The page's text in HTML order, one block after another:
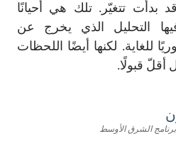
بدأت تتغيّر. تلك هي أحيانًا
التحليل الذي يخرج عن
للغاية. لكنها أيضًا اللحظات
أقلّ قبولًا.
الشرق الأوسط